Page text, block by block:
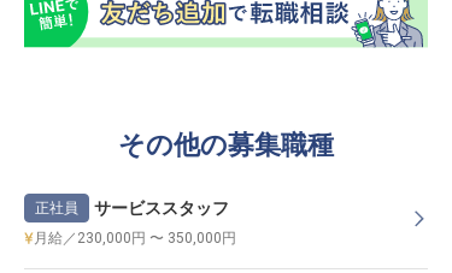
その他の募集職種
正社員 サービススタッフ
月給／230,000円 〜 350,000円